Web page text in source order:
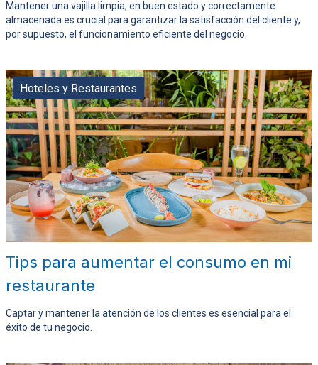
Mantener una vajilla limpia, en buen estado y correctamente
almacenada es crucial para garantizar la satisfacción del cliente y,
por supuesto, el funcionamiento eficiente del negocio.
Hoteles y Restaurantes
Tips para aumentar el consumo en mi
restaurante
Captar y mantener la atención de los clientes es esencial para el
éxito de tu negocio.